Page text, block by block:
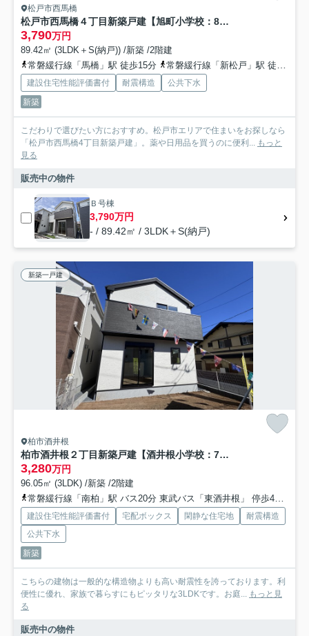
松戸市西馬橋
松戸市西馬橋４丁目新築戸建【旭町小学校：8分】
3,790万円
89.42㎡ (3LDK＋S(納戸)) /新築 /2階建
常磐緩行線「馬橋」駅 徒歩15分
常磐緩行線「新松戸」駅 徒歩30分
建設住宅性能評価書付 耐震構造
公共下水
新築
こだわりで選びたい方におすすめ。松戸市エリアで住まいをお探しなら
「松戸市西馬橋4丁目新築戸建」。薬や日用品を買うのに便利... もっと
見る
販売中の物件
Ｂ号棟
3,790万円
- / 89.42㎡ / 3LDK＋S(納戸)
新築一戸建
柏市酒井根
柏市酒井根２丁目新築戸建【酒井根小学校：7分】
3,280万円
96.05㎡ (3LDK) /新築 /2階建
常磐緩行線「南柏」駅 バス20分 東武バス「東酒井根」 停歩4分
建設住宅性能評価書付 宅配ボックス 閑静な住宅地
耐震構造
公共下水
新築
こちらの建物は一般的な構造物よりも高い耐震性を誇っております。利
便性に優れ、家族で暮らすにもピッタリな3LDKです。お庭... もっと見
る
販売中の物件